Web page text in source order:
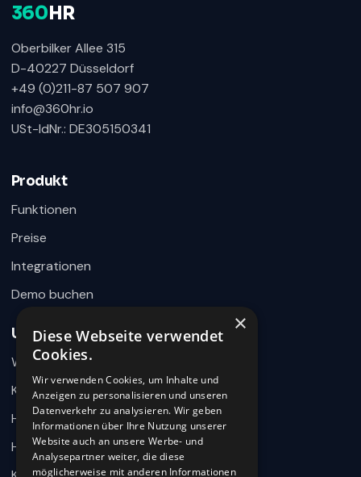
360 HR
Oberbilker Allee 315
D-40227 Düsseldorf
+49 (0)211-87 507 907
info@360hr.io
USt-IdNr.: DE305150341
Produkt
Funktionen
Preise
Integrationen
Demo buchen
Unternehmen
Warum 360HR
Kontakt
Hilfecenter
HR-Wissen
360HR Chat
Wie können wir helfen?
hier im Chat zurück.
×
Diese Webseite verwendet
Cookies.
Wir verwenden Cookies, um Inhalte und
Anzeigen zu personalisieren und unseren
Datenverkehr zu analysieren. Wir geben
Informationen über Ihre Nutzung unserer
Website auch an unsere Werbe- und
Analysepartner weiter, die diese
möglicherweise mit anderen Informationen